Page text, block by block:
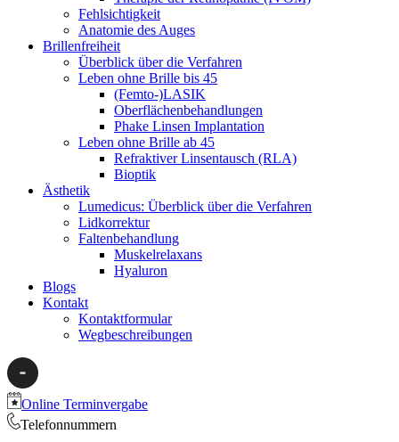
Fehlsichtigkeit
Anatomie des Auges
Brillenfreiheit
Überblick über die Verfahren
Leben ohne Brille bis 45
(Femto-)LASIK
Oberflächenbehandlungen
Phake Linsen Implantation
Leben ohne Brille ab 45
Refraktiver Linsentausch (RLA)
Bioptik
Ästhetik
Lumedicus: Überblick über die Verfahren
Lidkorrektur
Faltenbehandlung
Muskelrelaxans
Hyaluron
Blogs
Kontakt
Kontaktformular
Wegbeschreibungen
Online Terminvergabe
Telefonnummern